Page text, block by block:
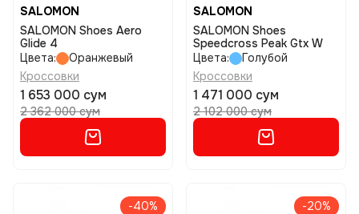
SALOMON
SALOMON Shoes Aero
Glide 4
Цвета:
Оранжевый
Кроссовки
1 653 000 сум
2 362 000 сум
SALOMON
SALOMON Shoes
Speedcross Peak Gtx W
Цвета:
Голубой
Кроссовки
1 471 000 сум
2 102 000 сум
-40% -20%